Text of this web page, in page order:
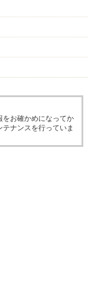
をお確かめになってか
ナンスを行っていま